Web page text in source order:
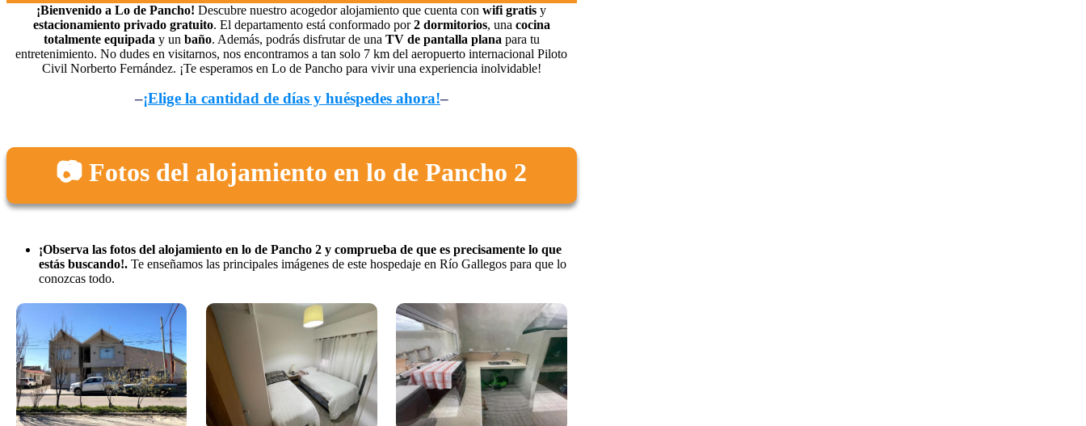
¡Bienvenido a Lo de Pancho! Descubre nuestro acogedor alojamiento que cuenta conwifi gratis y
estacionamiento privado gratuito. El departamento está conformado por2 dormitorios, una cocina
totalmente equipada y un baño. Además, podrás disfrutar de una TV de pantalla plana para tu
entretenimiento. No dudes en visitarnos, nos encontramos a tan solo 7 km del aeropuerto internacional Piloto
Civil Norberto Fernández. ¡Te esperamos en Lo de Pancho para vivir una experiencia inolvidable!
–¡Elige la cantidad de días y huéspedes ahora!–
📷 Fotos del alojamiento en lo de Pancho 2
¡Observa las fotos del alojamiento en lo de Pancho 2 y comprueba de que es precisamente lo que
estás buscando!. Te enseñamos las principales imágenes de este hospedaje en Río Gallegos para que lo
conozcas todo.